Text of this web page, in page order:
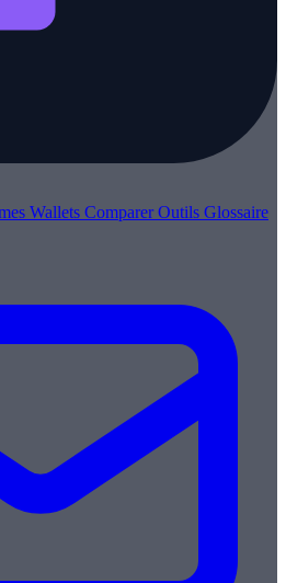
Wallets ComparerOutils Glossaire